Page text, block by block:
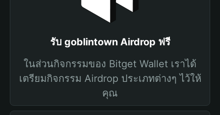
รับ goblintown Airdrop ฟรี
ในส่วนกิจกรรมของ Bitget Wallet เราได้
เตรียมกิจกรรม Airdrop ประเภทต่างๆ ไว้ให้
คุณ